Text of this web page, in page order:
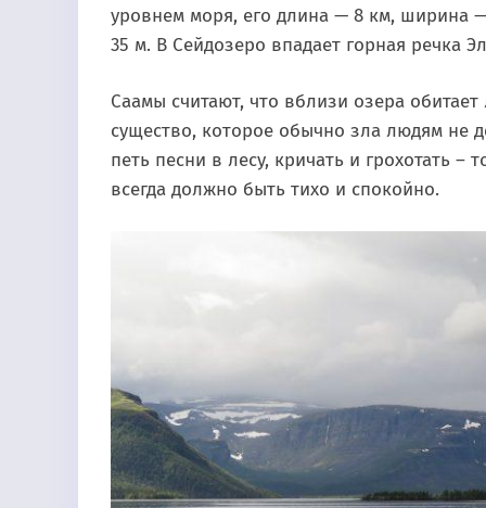
уровнем моря, его длина — 8 км, ширина
35 м. В Сейдозеро впадает горная речка
Саамы считают, что вблизи озера
существо, которое обычно зла людям не
петь песни в лесу, кричать и грохотать –
всегда должно быть тихо и спокойно.